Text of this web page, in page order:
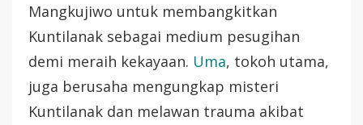
Mangkujiwo untuk membangkitkan
Kuntilanak sebagai medium pesugihan
demi meraih kekayaan. Uma, tokoh utama,
juga berusaha mengungkap misteri
Kuntilanak dan melawan trauma akibat